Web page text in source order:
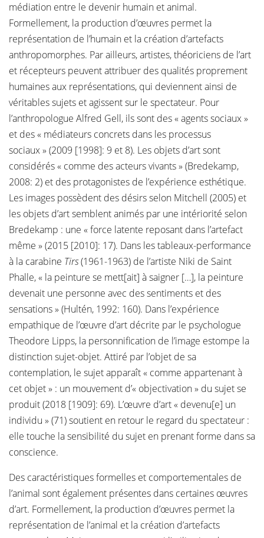
médiation entre le devenir humain et animal.
Formellement, la production d’œuvres permet la
représentation de l’humain et la création d’artefacts
anthropomorphes. Par ailleurs, artistes, théoriciens de l’art
et récepteurs peuvent attribuer des qualités proprement
humaines aux représentations, qui deviennent ainsi de
véritables sujets et agissent sur le spectateur. Pour
l’anthropologue Alfred Gell, ils sont des « agents sociaux »
et des « médiateurs concrets dans les processus
sociaux » (2009 [1998]: 9 et 8). Les objets d’art sont
considérés « comme des acteurs vivants » (Bredekamp,
2008: 2) et des protagonistes de l’expérience esthétique.
Les images possèdent des désirs selon Mitchell (2005) et
les objets d’art semblent animés par une intériorité selon
Bredekamp : une « force latente reposant dans l’artefact
même » (2015 [2010]: 17). Dans les tableaux-performance
à la carabine Tirs(1961-1963) de l’artiste Niki de Saint
Phalle, « la peinture se mett[ait] à saigner […], la peinture
devenait une personne avec des sentiments et des
sensations » (Hultén, 1992: 160). Dans l’expérience
empathique de l’œuvre d’art décrite par le psychologue
Theodore Lipps, la personnification de l’image estompe la
distinction sujet-objet. Attiré par l’objet de sa
contemplation, le sujet apparaît « comme appartenant à
cet objet » : un mouvement d’« objectivation » du sujet se
produit (2018 [1909]: 69). L’œuvre d’art « devenu[e] un
individu » (71) soutient en retour le regard du spectateur :
elle touche la sensibilité du sujet en prenant forme dans sa
conscience.
Des caractéristiques formelles et comportementales de
l’animal sont également présentes dans certaines œuvres
d’art. Formellement, la production d’œuvres permet la
représentation de l’animal et la création d’artefacts